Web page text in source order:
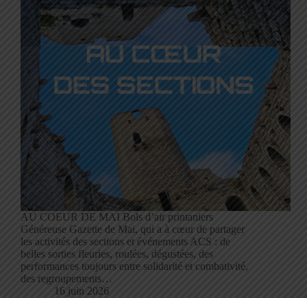
AU COEUR DE MAI Bols d’air printaniers
Généreuse Gazette de Mai, qui a à cœur de partager
les activités des sections et événements ACS : de
belles sorties fleuries, roulées, dégustées, des
performances toujours entre solidarité et combativité,
des regroupements…
16 juin 2026